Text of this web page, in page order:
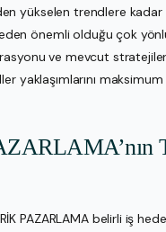
yükselen trendlere kadar
önemli olduğu çok
ve mevcut
yaklaşımlarını
PAZARLAMA belirli iş